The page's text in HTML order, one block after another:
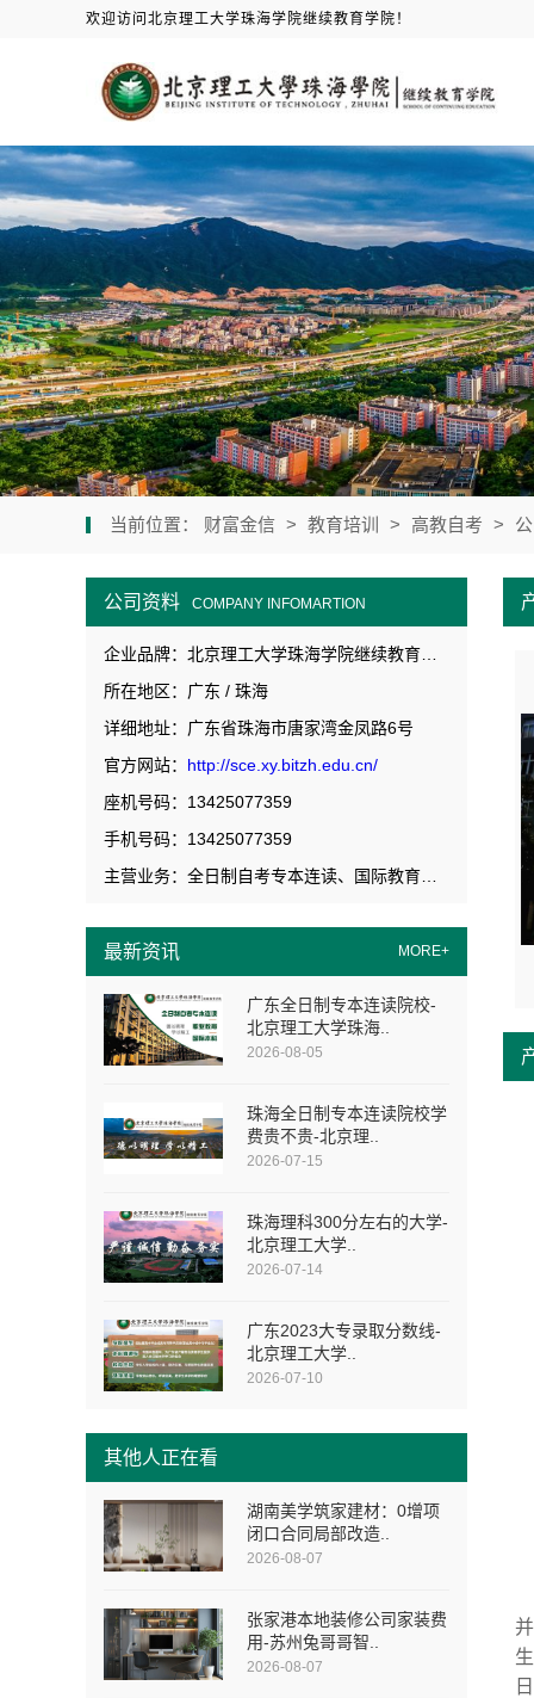
欢迎访问北京理工大学珠海学院继续教育学院！
当前位置： 财富金信 > 教育培训 > 高教自考 >
公司资料 COMPANY INFOMARTION
所在地区：广东 / 珠海
详细地址：广东省珠海市唐家湾金凤路6号
官方网站： http://sce.xy.bitzh.edu.cn/
座机号码：13425077359
手机号码：13425077359
最新资讯 MORE+
广东全日制专本连读院校-
北京理工大学珠海..
2026-08-05
珠海全日制专本连读院校学
费贵不贵-北京理..
2026-07-15
珠海理科300分左右的大学-
北京理工大学..
2026-07-14
广东2023大专录取分数线-
北京理工大学..
2026-07-10
其他人正在看
湖南美学筑家建材：0增项
闭口合同局部改造..
2026-08-07
张家港本地装修公司家装费
用-苏州兔哥哥智..
2026-08-07